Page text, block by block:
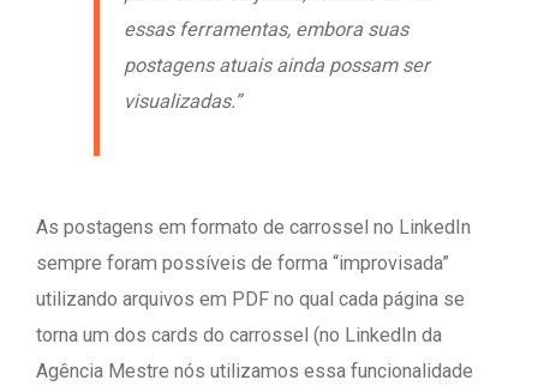
essas ferramentas, embora suas
postagens atuais ainda possam ser
visualizadas.”
As postagens em formato de carrossel no LinkedIn
sempre foram possíveis de forma “improvisada”
utilizando arquivos em PDF no qual cada página se
torna um dos cards do carrossel (no LinkedIn da
Agência Mestre nós utilizamos essa funcionalidade